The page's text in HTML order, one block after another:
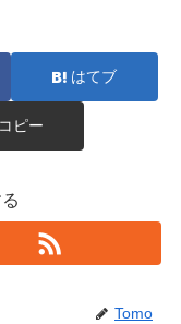
はてブ
コピー
Tomo